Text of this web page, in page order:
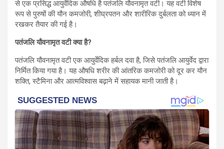
से एक प्रसिद्ध आयुर्वेदिक औषधि है पतंजलि यौवनामृत वटी। यह वटी विशेष
रूप से पुरुषों की यौन कमजोरी, शीघ्रपतन और शारीरिक दुर्बलता को ध्यान में
रखकर तैयार की गई है।
पतंजलि यौवनामृत वटी क्या है?
पतंजलि यौवनामृत वटी एक आयुर्वेदिक हर्बल दवा है, जिसे पतंजलि आयुर्वेद द्वारा
निर्मित किया गया है। यह औषधि शरीर की आंतरिक कमजोरी को दूर कर यौन
शक्ति, स्टैमिना और आत्मविश्वास बढ़ाने में सहायक मानी जाती है।